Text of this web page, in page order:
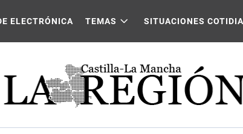
La Mancha
ELECTRÓNICA TEMAS SITUACIONES